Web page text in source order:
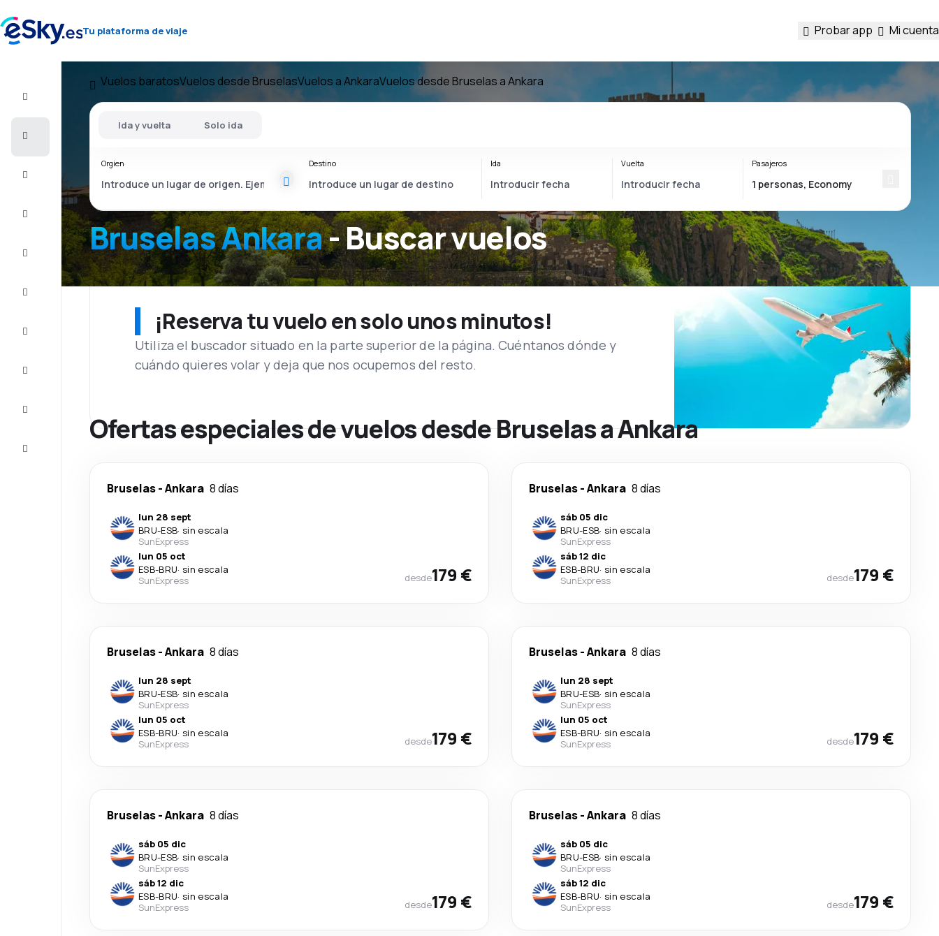
Tu plataforma de viaje Probar app Mi cuenta
Vacaciones
Escapadas
Vuelos baratosVuelos desde BruselasVuelos a AnkaraVuelos desde Bruselas a Ankara
Bruselas Ankara- Buscar vuelos
Ida y vuelta Solo ida
Orgien Destino Ida Vuelta Pasajeros
¡Reserva tu vuelo en solo unos minutos!
Utiliza el buscador situado en la parte superior de la página. Cuéntanos dónde y
cuándo quieres volar y deja que nos ocupemos del resto.
Ofertas especiales de vuelos desde Bruselas a Ankara
Bruselas-Ankara 8 días
lun 28 sept
BRU-ESB· sin escala
SunExpress
lun 05 oct
ESB-BRU· sin escala
SunExpress
desde179 €
Bruselas-Ankara 8 días
sáb 05 dic
BRU-ESB· sin escala
SunExpress
sáb 12 dic
ESB-BRU· sin escala
SunExpress
desde179 €
Bruselas-Ankara 8 días
lun 28 sept
BRU-ESB· sin escala
SunExpress
lun 05 oct
ESB-BRU· sin escala
SunExpress
desde179 €
Bruselas-Ankara 8 días
lun 28 sept
BRU-ESB· sin escala
SunExpress
lun 05 oct
ESB-BRU· sin escala
SunExpress
desde179 €
Bruselas-Ankara 8 días
sáb 05 dic
BRU-ESB· sin escala
SunExpress
sáb 12 dic
ESB-BRU· sin escala
SunExpress
desde179 €
Bruselas-Ankara 8 días
sáb 05 dic
BRU-ESB· sin escala
SunExpress
sáb 12 dic
ESB-BRU· sin escala
SunExpress
desde179 €